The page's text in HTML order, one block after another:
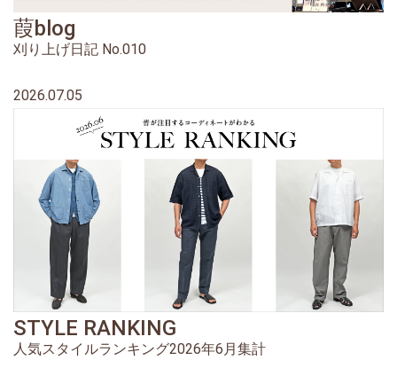
葭blog
刈り上げ日記 No.010
2026.07.05
STYLE RANKING
人気スタイルランキング2026年6月集計